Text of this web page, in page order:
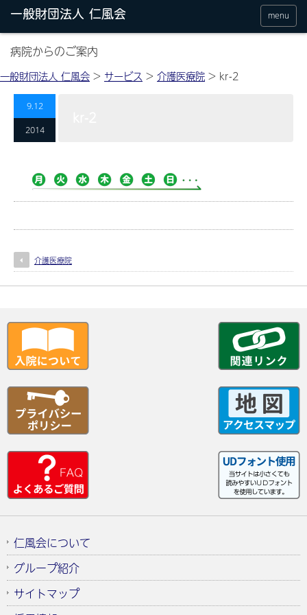
menu
病院からのご案内
一般財団法人 仁風会 > サービス > 介護医療院 > kr-2
9.12
2014
介護医療院
仁風会について
グループ紹介
サイトマップ